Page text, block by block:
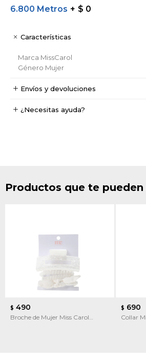
6.800 Metros $ 0
Características
Marca MissCarol
Género Mujer
Envíos y devoluciones
¿Necesitas ayuda?
Productos que te
$ 490
Broche de Mujer Miss Carol
$ 690
Collar